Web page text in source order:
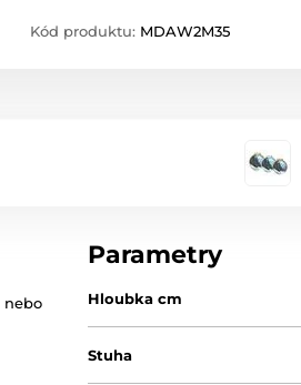
Kód produktu: MDAW2M35
nebo
Parametry
Hloubka cm
Stuha